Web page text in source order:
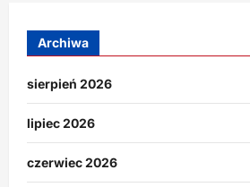
Archiwa
sierpień 2026
lipiec 2026
czerwiec 2026